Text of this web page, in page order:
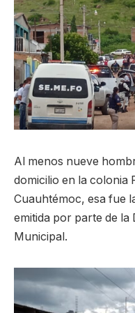
Al menos nueve
domicilio en la colonia
Cuauhtémoc, esa fue
emitida por parte de la
Municipal.